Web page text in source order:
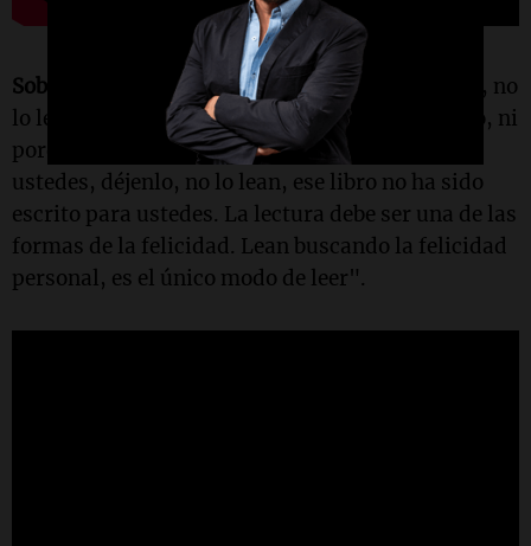
Sobre la lectura: "Si un libro les aburre, déjenlo, no
lo lean porque es famoso, ni porque es moderno, ni
porque es antiguo. Si un libro es tedioso para
ustedes, déjenlo, no lo lean, ese libro no ha sido
escrito para ustedes. La lectura debe ser una de las
formas de la felicidad. Lean buscando la felicidad
personal, es el único modo de leer".